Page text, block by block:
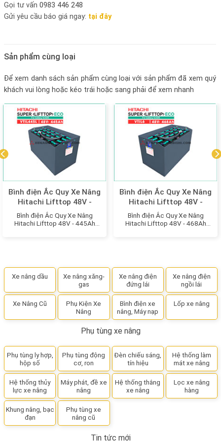
Gọi tư vấn 0983 446 248
Gửi yêu cầu báo giá ngay: tại đây
Sản phẩm cùng loại
Để xem danh sách sản phẩm cùng loại với sản phẩm đã xem quý
khách vui lòng hoặc kéo trái hoặc sang phải để xem nhanh
Bình điện Ắc Quy Xe Nâng
Hitachi Lifttop 48V -
445Ah model: VTIL445L
Bình điện Ắc Quy Xe Nâng
Hitachi Lifttop 48V - 445Ah
Bình điện Ắc Quy Xe Nâng
Hitachi Lifttop 48V -
468Ah model: VTIL6
Bình điện Ắc Quy Xe Nâng
Hitachi Lifttop 48V - 468Ah
Xe nâng dầu
Xe nâng xăng-
gas
Xe nâng điện
đứng lái
Xe nâng điện
ngồi lái
Xe Nâng Cũ
Phụ Kiện Xe
Nâng
Bình điện xe
nâng, Máy nạp
Lốp xe nâng
Phụ tùng xe nâng
Phụ tùng ly hợp,
hộp số
Phụ tùng động
cơ, ron
Đèn chiếu sáng,
tín hiệu
Hệ thống làm
mát xe nâng
Hệ thống thủy
lực xe nâng
Máy phát, đề xe
nâng
Hệ thống thắng
xe nâng
Lọc xe nâng
hàng
Khung nâng, bạc
đạn
Phụ tùng xe
nâng cũ
Tin tức mới